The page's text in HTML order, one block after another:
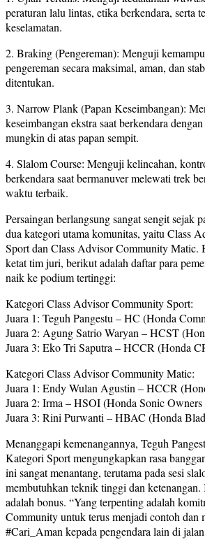
peraturan lalu lintas, etika berkendara, serta
keselamatan.
2. Braking (Pengereman): Menguji
pengereman secara maksimal, aman, dan
ditentukan.
3. Narrow Plank (Papan Keseimbangan):
keseimbangan ekstra saat berkendara
mungkin di atas papan sempit.
4. Slalom Course: Menguji kelincahan,
berkendara saat bermanuver melewati trek
waktu terbaik.
Persaingan berlangsung sangat sengit sejak
dua kategori utama komunitas, yaitu Class
Sport dan Class Advisor Community Matic.
ketat tim juri, berikut adalah daftar para
naik ke podium tertinggi:
Kategori Class Advisor Community Sport:
Juara 1: Teguh Pangestu – HC (Honda
Juara 2: Agung Satrio Waryan – HCST
Juara 3: Eko Tri Saputra – HCCR (Honda
Kategori Class Advisor Community Matic:
Juara 1: Endy Wulan Agustin – HCCR
Juara 2: Irma – HSOI (Honda Sonic Owners
Juara 3: Rini Purwanti – HBAC (Honda
Menanggapi kemenangannya, Teguh
Kategori Sport mengungkapkan rasa
ini sangat menantang, terutama pada sesi
membutuhkan teknik tinggi dan
adalah bonus. “Yang terpenting adalah
Community untuk terus menjadi contoh dan
#Cari_Aman kepada pengendara lain di